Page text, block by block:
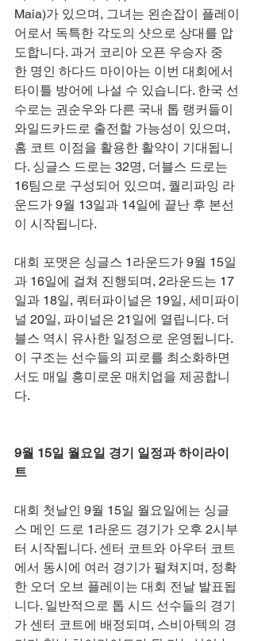
Maia)가 있으며, 그녀는 왼손잡이 플레이
어로서 독특한 각도의 샷으로 상대를 압
도합니다. 과거 코리아 오픈 우승자 중
한 명인 하다드 마이아는 이번 대회에서
타이틀 방어에 나설 수 있습니다. 한국 선
수로는 권순우와 다른 국내 톱 랭커들이
와일드카드로 출전할 가능성이 있으며,
홈 코트 이점을 활용한 활약이 기대됩니
다. 싱글스 드로는 32명, 더블스 드로는
16팀으로 구성되어 있으며, 퀄리파잉 라
운드가 9월 13일과 14일에 끝난 후 본선
이 시작됩니다.
대회 포맷은 싱글스 1라운드가 9월 15일
과 16일에 걸쳐 진행되며, 2라운드는 17
일과 18일, 쿼터파이널은 19일, 세미파이
널 20일, 파이널은 21일에 열립니다. 더
블스 역시 유사한 일정으로 운영됩니다.
이 구조는 선수들의 피로를 최소화하면
서도 매일 흥미로운 매치업을 제공합니
다.
9월 15일 월요일 경기 일정과 하이라이
트
대회 첫날인 9월 15일 월요일에는 싱글
스 메인 드로 1라운드 경기가 오후 2시부
터 시작됩니다. 센터 코트와 아우터 코트
에서 동시에 여러 경기가 펼쳐지며, 정확
한 오더 오브 플레이는 대회 전날 발표됩
니다. 일반적으로 톱 시드 선수들의 경기
가 센터 코트에 배정되며, 스비아텍의 경